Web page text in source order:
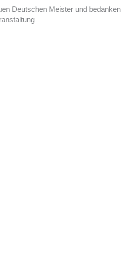
Deutschen Meister und bedanken